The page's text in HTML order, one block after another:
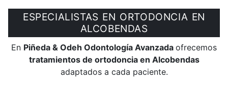
ESPECIALISTAS EN ORTODONCIA EN
ALCOBENDAS
En Piñeda & Odeh Odontología Avanzada ofrecemos
tratamientos de ortodoncia en Alcobendas
adaptados a cada paciente.